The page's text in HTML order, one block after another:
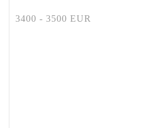
3400 - 3500 EUR